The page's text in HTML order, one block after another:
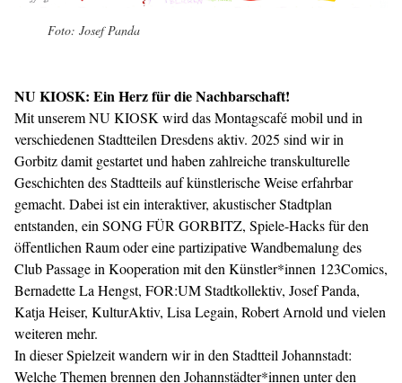
Foto: Josef Panda
NU KIOSK: Ein Herz für die Nachbarschaft!
Mit unserem NU KIOSK wird das Montagscafé mobil und in
verschiedenen Stadtteilen Dresdens aktiv. 2025 sind wir in
Gorbitz damit gestartet und haben zahlreiche transkulturelle
Geschichten des Stadtteils auf künstlerische Weise erfahrbar
gemacht. Dabei ist ein interaktiver, akustischer Stadtplan
entstanden, ein SONG FÜR GORBITZ, Spiele-Hacks für den
öffentlichen Raum oder eine partizipative Wandbemalung des
Club Passage in Kooperation mit den Künstler*innen 123Comics,
Bernadette La Hengst, FOR:UM Stadtkollektiv, Josef Panda,
Katja Heiser, KulturAktiv, Lisa Legain, Robert Arnold und vielen
weiteren mehr.
In dieser Spielzeit wandern wir in den Stadtteil Johannstadt:
Welche Themen brennen den Johannstädter*innen unter den